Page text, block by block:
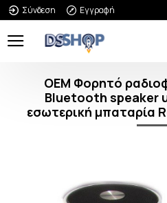
Σύνδεση Εγγραφή
OEM Φορητό
Bluetooth speaker
εσωτερική μπαταρία